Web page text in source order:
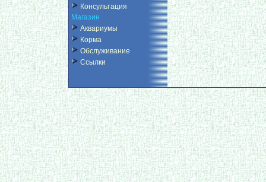
Консультация
Магазин
Аквариумы
Корма
Обслуживание
Ссылки